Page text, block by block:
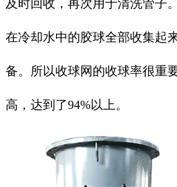
及时回收，再次用于清洗管子
在冷却水中的胶球全部收集起
备。所以收球网的收球率很重
高，达到了94%以上。